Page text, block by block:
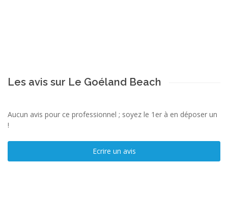
Les avis sur Le Goéland Beach
Aucun avis pour ce professionnel ; soyez le 1er à en déposer un
!
Ecrire un avis